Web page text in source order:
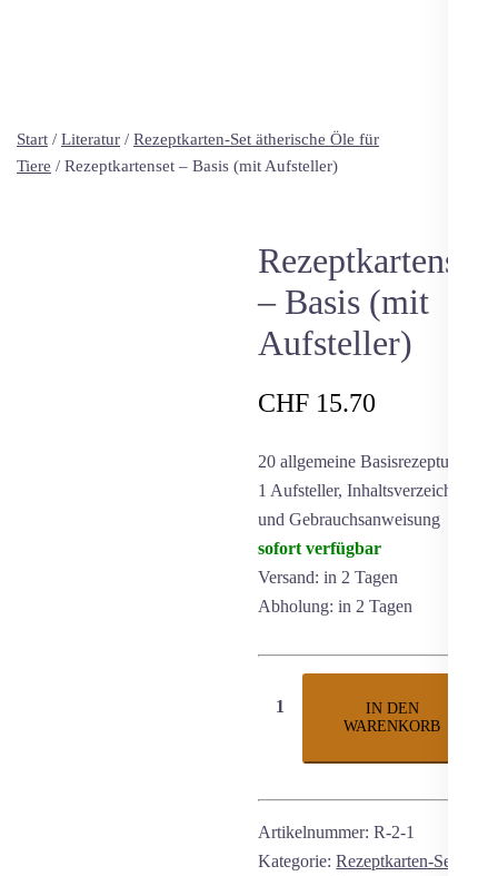
Start / Literatur / Rezeptkarten-Set ätherische Öle für
Tiere / Rezeptkartenset – Basis (mit Aufsteller)
Rezeptkartenset
– Basis (mit
Aufsteller)
CHF 15.70
20 allgemeine Basisrezepturen,
1 Aufsteller, Inhaltsverzeichnis
und Gebrauchsanweisung
sofort verfügbar
Versand: in 2 Tagen
Abholung: in 2 Tagen
-
Aufsteller)
Menge
IN DEN
WARENKORB
Artikelnummer:R-2-1
Kategorie:Rezeptkarten-Set